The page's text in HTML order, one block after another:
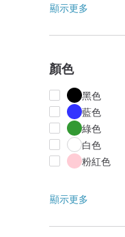
顯示更多
顏色
黑色
藍色
綠色
白色
粉紅色
顯示更多